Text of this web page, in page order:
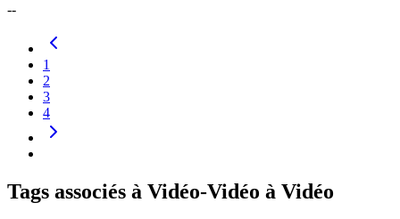
--
1
2
3
4
Tags associés à Vidéo-Vidéo à Vidéo